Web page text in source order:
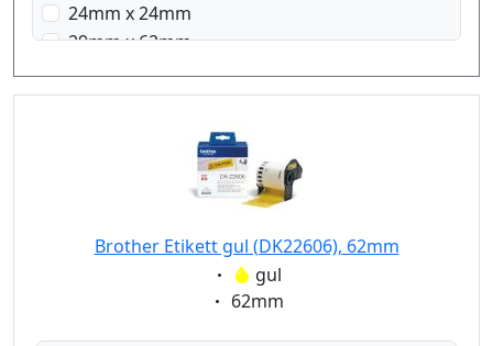
24mm x 24mm
29mm x 62mm
29mm x 90mm
38mm x 90mm
62mm x 100mm
103mm x 164mm
Brother Etikett gul (DK22606), 62mm
Eigenschaft:
gul
Eigenschaft:
62mm